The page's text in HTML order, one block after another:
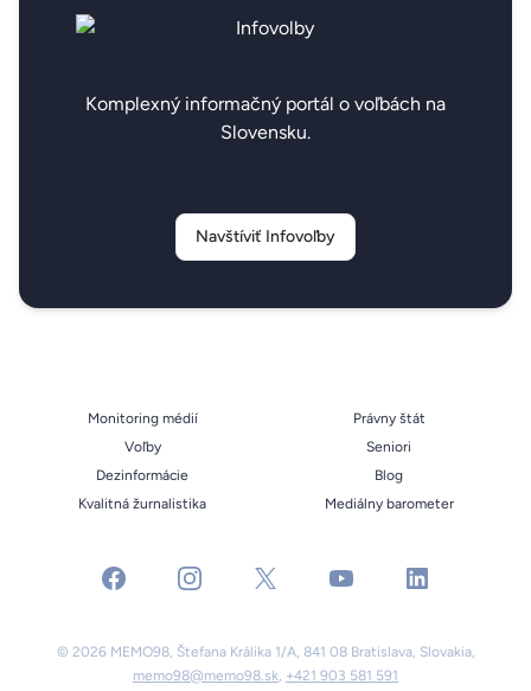
Komplexný informačný portál o voľbách na
Slovensku.
Navštíviť Infovoľby
Monitoring médií
Voľby
Dezinformácie
Kvalitná žurnalistika
Právny štát
Seniori
Blog
Mediálny barometer
facebook instagramx youtube linkedin
© 2026 MEMO98, Štefana Králika 1/A, 841 08 Bratislava, Slovakia,
memo98@memo98.sk, +421 903 581 591